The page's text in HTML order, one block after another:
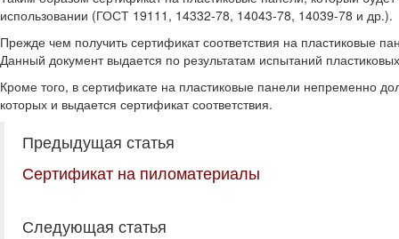
использовании (ГОСТ 19111, 14332-78, 14043-78, 14039-78 и др.).
Прежде чем получить сертификат соответствия на пластиковые
Данный документ выдается по результатам испытаний
Кроме того, в сертификате на пластиковые панели непременно
которых и выдается сертификат соответствия.
Предыдущая статья
Сертификат на пиломатериалы
Следующая статья